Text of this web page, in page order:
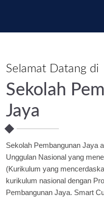
Selamat Datang di
Sekolah
Jaya
Sekolah Pembangunan Jaya
Unggulan Nasional yang
(Kurikulum yang
kurikulum nasional dengan
Pembangunan Jaya. Smart